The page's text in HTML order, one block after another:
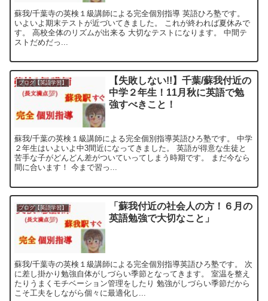
蘇我/千葉寺の英検１級講師による完全個別指導 英語ひろ塾です。
いよいよ期末テストが近づいてきました。 これが終われば夏休みで
す。 高校全体のリズムが出来る 大切なテストになります。 中間テ
ストだめだっ...
ブログ【英語学習】
【失敗しない!!】千葉/蘇我付近の
中学２年生！11月秋に英語で勉
強すべきこと！
蘇我/千葉の英検１級講師による完全個別指導英語ひろ塾です。 中学
２年生はいよいよ中3間近になってきました。 英語が得意な生徒と
苦手な子がどんどん差がついていってしまう時期です。 まだ今なら
間に合います！ 今まで習っ...
ブログ【英語学習】
「蘇我付近の社会人の方！６月の
英語勉強で大切なこと」
蘇我/千葉寺の英検１級講師による完全個別指導英語ひろ塾です。 次
に差し掛かり勉強自体がしづらい季節となってきます。 室温を整え
たりうまくモチベーション管理をしたり 勉強がしづらい季節だから
こそ工夫をしながら個々に最適化し...